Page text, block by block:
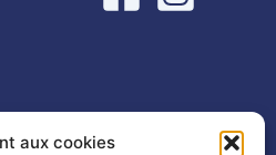
aux cookies